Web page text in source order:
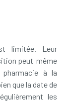
limitée. Leur
peut même
pharmacie à la
que la date de
les